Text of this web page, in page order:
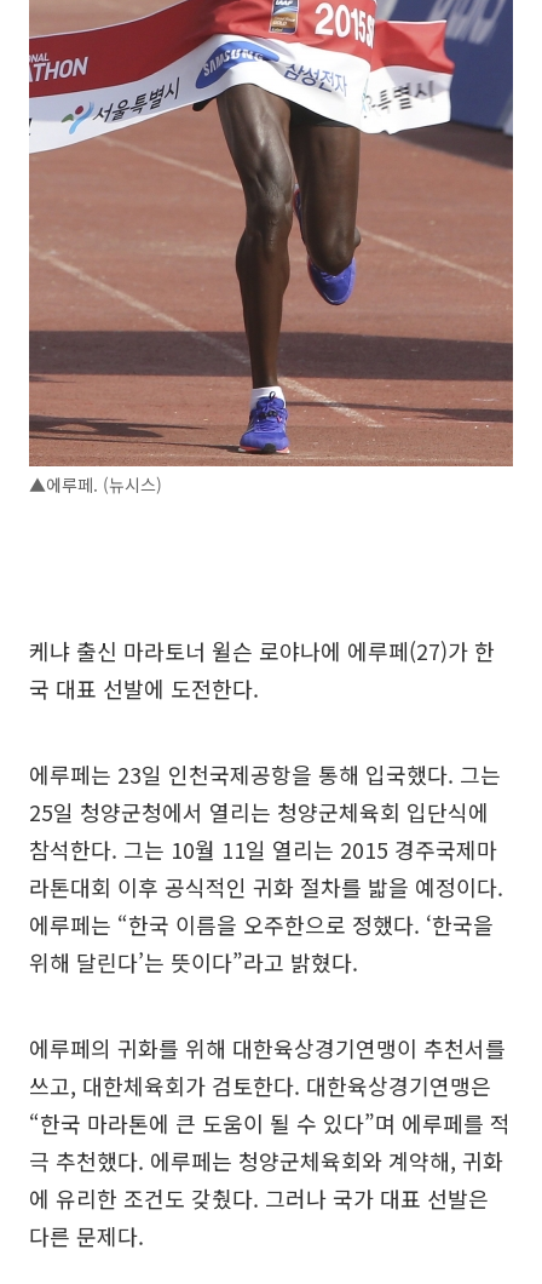
▲에루페. (뉴시스)
케냐 출신 마라토너 윌슨 로야나에 에루페(27)가 한
국 대표 선발에 도전한다.
에루페는 23일 인천국제공항을 통해 입국했다. 그는
25일 청양군청에서 열리는 청양군체육회 입단식에
참석한다. 그는 10월 11일 열리는 2015 경주국제마
라톤대회 이후 공식적인 귀화 절차를 밟을 예정이다.
에루페는 “한국 이름을 오주한으로 정했다. ‘한국을
위해 달린다’는 뜻이다”라고 밝혔다.
에루페의 귀화를 위해 대한육상경기연맹이 추천서를
쓰고, 대한체육회가 검토한다. 대한육상경기연맹은
“한국 마라톤에 큰 도움이 될 수 있다”며 에루페를 적
극 추천했다. 에루페는 청양군체육회와 계약해, 귀화
에 유리한 조건도 갖췄다. 그러나 국가 대표 선발은
다른 문제다.